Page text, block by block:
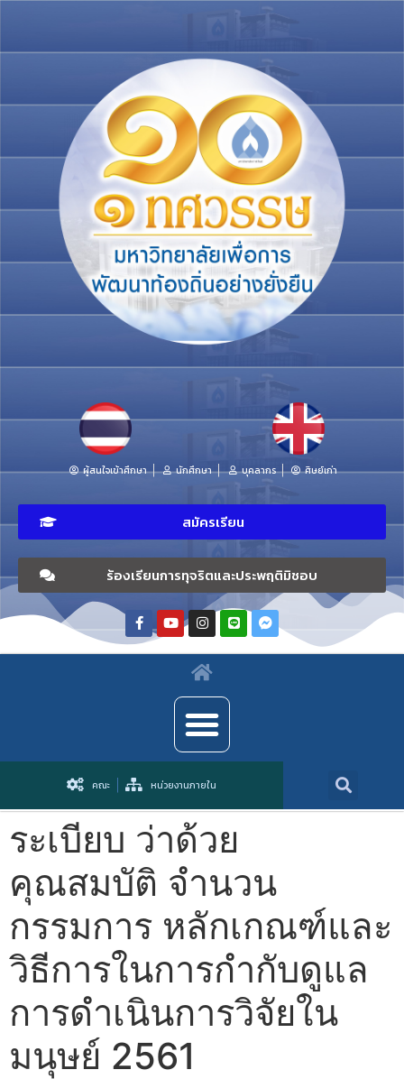
ผู้สนใจเข้าศึกษา นักศึกษา บุคลากร ศิษย์เก่า
สมัครเรียน
ร้องเรียนการทุจริตและประพฤติมิชอบ
คณะ หน่วยงานภายใน
ระเบียบ ว่าด้วย
คุณสมบัติ จำนวน
กรรมการ หลักเกณฑ์และ
วิธีการในการกำกับดูแล
การดำเนินการวิจัยใน
มนุษย์ 2561